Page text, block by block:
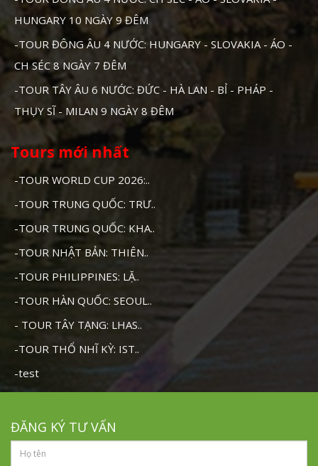
HUNGARY 10 NGÀY 9 ĐÊM
-TOUR ĐÔNG ÂU 4 NƯỚC: HUNGARY - SLOVAKIA - ÁO -
CH SÉC 8 NGÀY 7 ĐÊM
-TOUR TÂY ÂU 6 NƯỚC: ĐỨC - HÀ LAN - BỈ - PHÁP -
THỤY SĨ - MILAN 9 NGÀY 8 ĐÊM
Tours mới nhất
-TOUR WORLD CUP 2026:..
-TOUR TRUNG QUỐC: TRƯ..
-TOUR TRUNG QUỐC: KHA..
-TOUR NHẬT BẢN: THIÊN..
-TOUR PHILIPPINES: LẶ..
-TOUR HÀN QUỐC: SEOUL..
- TOUR TÂY TẠNG: LHAS..
-TOUR THỔ NHĨ KỲ: IST..
-test
ĐĂNG KÝ TƯ VẤN